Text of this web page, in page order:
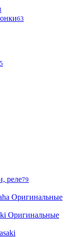
63
5
реле79
Оригинальные
Оригинальные